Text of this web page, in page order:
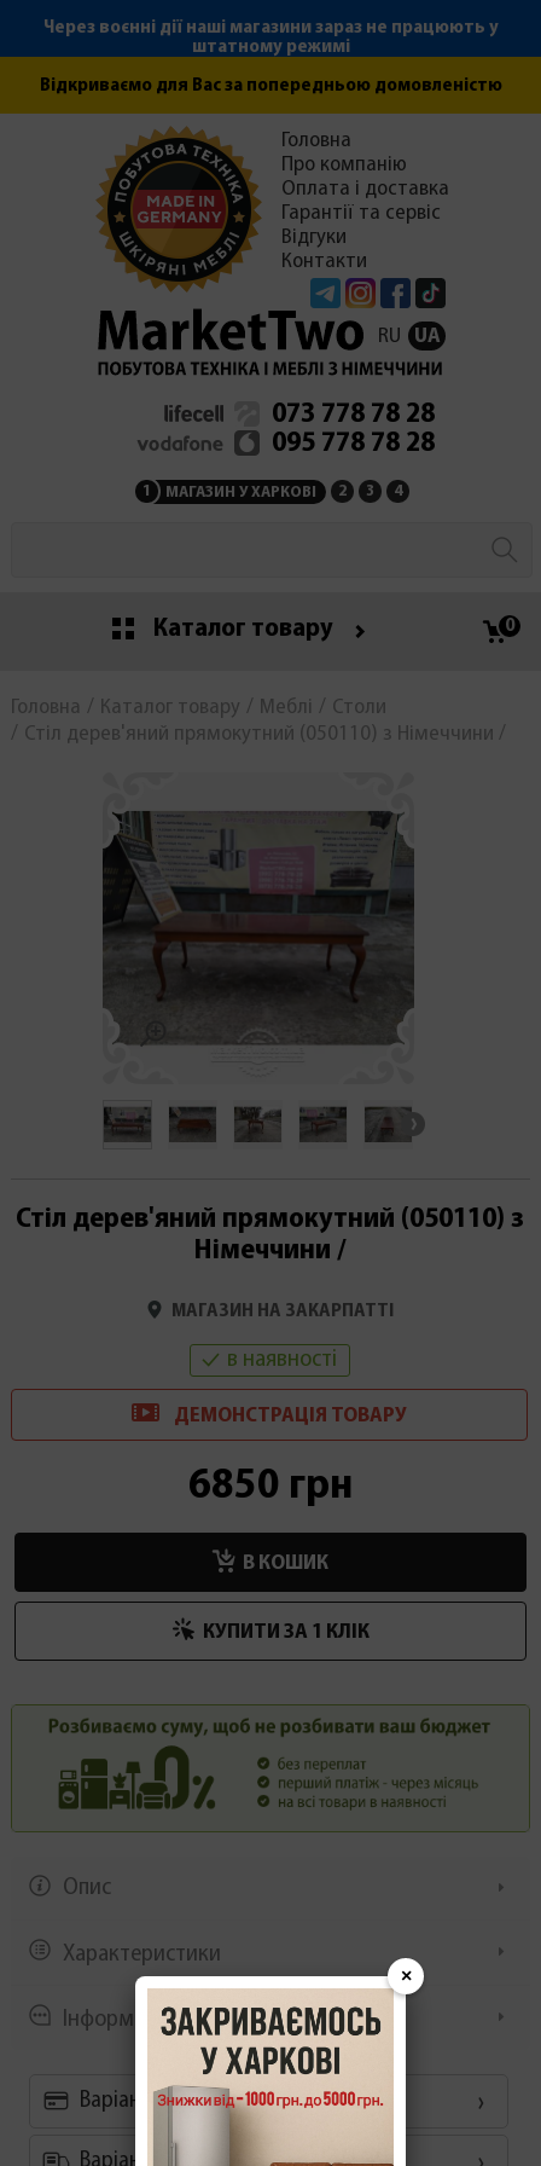
Через воєнні дії наші магазини зараз не працюють у
штатному режимі
Відкриваємо для Вас за попередньою домовленістю
TelegramInstagramFacebook
Головна
Про компанію
Оплата і доставка
Гарантії та сервіс
Відгуки
Контакти
RU UA
073 778 78 28
095 778 78 28
1 МАГАЗИН У ХАРКОВІ 2 МАГАЗИН НА
3 СЕРВІСНИЙ ЦЕНТР
4
Каталог товару 0
Головна Каталог товару Меблі
Столи
Стіл дерев'яний прямокутний (050110) з Німеччини /
Стіл дерев'яний прямокутний (050110) з
Німеччини /
МАГАЗИН НА ЗАКАРПАТТІ
в наявності
ДЕМОНСТРАЦІЯ ТОВАРУ
6850 грн
В КОШИК
КУПИТИ ЗА 1 КЛIК
Опис
Характеристики
Інформація/демонстрація
Варіанти оплати
×